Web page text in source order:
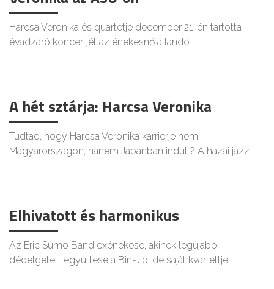
Harcsa Veronika és quartetje december 21-én tartotta
évadzáró koncertjét az énekesnő állandó
A hét sztárja: Harcsa Veronika
Tudtad, hogy Harcsa Veronika karrierje nem
Magyarországon, hanem Japánban indult? A hazai jazz
Elhivatott és harmonikus
Az Eric Sumo Band exénekese, akinek legújabb,
dédelgetett együttese a Bin-Jip, de saját kvartettje